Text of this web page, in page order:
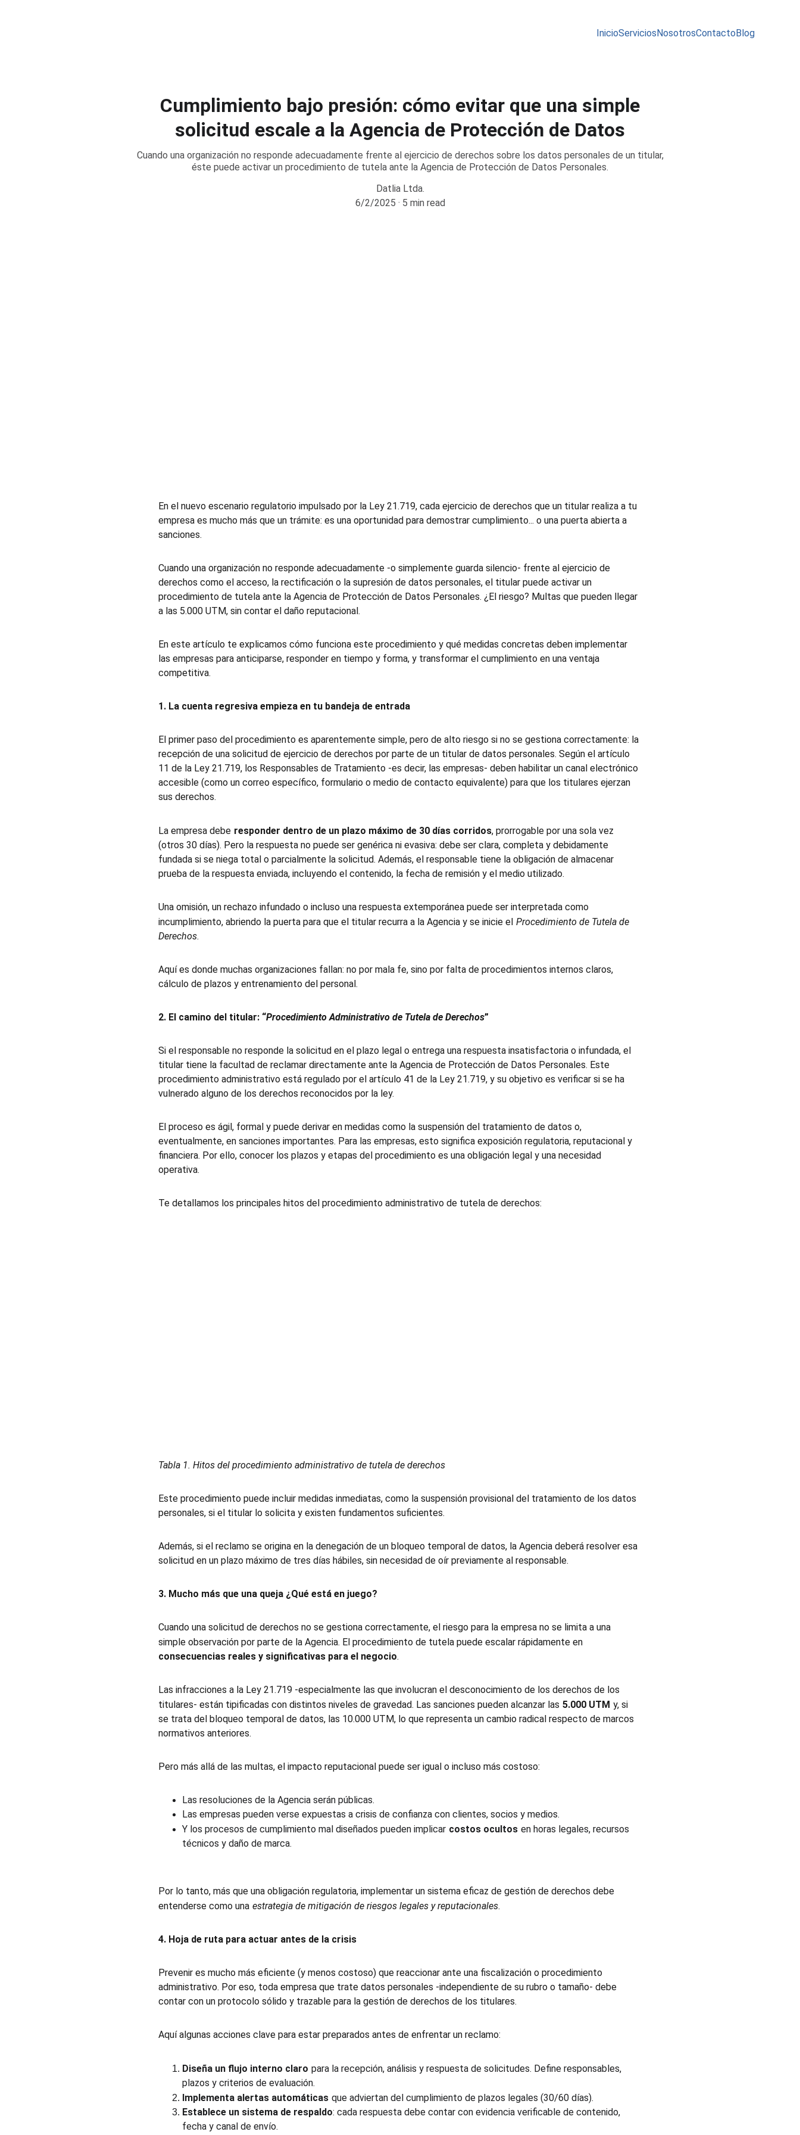
InicioServiciosNosotrosContactoBlog
Cumplimiento bajo presión: cómo evitar que una simple
solicitud escale a la Agencia de Protección de Datos
Cuando una organización no responde adecuadamente frente al ejercicio de derechos sobre los datos personales de un titular,
éste puede activar un procedimiento de tutela ante la Agencia de Protección de Datos Personales.
Datlia Ltda.
6/2/2025
5 min read
En el nuevo escenario regulatorio impulsado por la Ley 21.719, cada ejercicio de derechos que un titular realiza a tu
empresa es mucho más que un trámite: es una oportunidad para demostrar cumplimiento... o una puerta abierta a
sanciones.
Cuando una organización no responde adecuadamente -o simplemente guarda silencio- frente al ejercicio de
derechos como el acceso, la rectificación o la supresión de datos personales, el titular puede activar un
procedimiento de tutela ante la Agencia de Protección de Datos Personales. ¿El riesgo? Multas que pueden llegar
a las 5.000 UTM, sin contar el daño reputacional.
En este artículo te explicamos cómo funciona este procedimiento y qué medidas concretas deben implementar
las empresas para anticiparse, responder en tiempo y forma, y transformar el cumplimiento en una ventaja
competitiva.
1. La cuenta regresiva empieza en tu bandeja de entrada
El primer paso del procedimiento es aparentemente simple, pero de alto riesgo si no se gestiona correctamente: la
recepción de una solicitud de ejercicio de derechos por parte de un titular de datos personales. Según el artículo
11 de la Ley 21.719, los Responsables de Tratamiento -es decir, las empresas- deben habilitar un canal electrónico
accesible (como un correo específico, formulario o medio de contacto equivalente) para que los titulares ejerzan
sus derechos.
La empresa debe responder dentro de un plazo máximo de 30 días corridos, prorrogable por una sola vez
(otros 30 días). Pero la respuesta no puede ser genérica ni evasiva: debe ser clara, completa y debidamente
fundada si se niega total o parcialmente la solicitud. Además, el responsable tiene la obligación de almacenar
prueba de la respuesta enviada, incluyendo el contenido, la fecha de remisión y el medio utilizado.
Una omisión, un rechazo infundado o incluso una respuesta extemporánea puede ser interpretada como
incumplimiento, abriendo la puerta para que el titular recurra a la Agencia y se inicie el Procedimiento de Tutela de
Derechos.
Aquí es donde muchas organizaciones fallan: no por mala fe, sino por falta de procedimientos internos claros,
cálculo de plazos y entrenamiento del personal.
2. El camino del titular: “Procedimiento Administrativo de Tutela de Derechos”
Si el responsable no responde la solicitud en el plazo legal o entrega una respuesta insatisfactoria o infundada, el
titular tiene la facultad de reclamar directamente ante la Agencia de Protección de Datos Personales. Este
procedimiento administrativo está regulado por el artículo 41 de la Ley 21.719, y su objetivo es verificar si se ha
vulnerado alguno de los derechos reconocidos por la ley.
El proceso es ágil, formal y puede derivar en medidas como la suspensión del tratamiento de datos o,
eventualmente, en sanciones importantes. Para las empresas, esto significa exposición regulatoria, reputacional y
financiera. Por ello, conocer los plazos y etapas del procedimiento es una obligación legal y una necesidad
operativa.
Te detallamos los principales hitos del procedimiento administrativo de tutela de derechos:
Tabla 1. Hitos del procedimiento administrativo de tutela de derechos
Este procedimiento puede incluir medidas inmediatas, como la suspensión provisional del tratamiento de los datos
personales, si el titular lo solicita y existen fundamentos suficientes.
Además, si el reclamo se origina en la denegación de un bloqueo temporal de datos, la Agencia deberá resolver esa
solicitud en un plazo máximo de tres días hábiles, sin necesidad de oír previamente al responsable.
3. Mucho más que una queja ¿Qué está en juego?
Cuando una solicitud de derechos no se gestiona correctamente, el riesgo para la empresa no se limita a una
simple observación por parte de la Agencia. El procedimiento de tutela puede escalar rápidamente en
consecuencias reales y significativas para el negocio.
Las infracciones a la Ley 21.719 -especialmente las que involucran el desconocimiento de los derechos de los
titulares- están tipificadas con distintos niveles de gravedad. Las sanciones pueden alcanzar las 5.000 UTM y, si
se trata del bloqueo temporal de datos, las 10.000 UTM, lo que representa un cambio radical respecto de marcos
normativos anteriores.
Pero más allá de las multas, el impacto reputacional puede ser igual o incluso más costoso:
Las resoluciones de la Agencia serán públicas.
Las empresas pueden verse expuestas a crisis de confianza con clientes, socios y medios.
Y los procesos de cumplimiento mal diseñados pueden implicar costos ocultos en horas legales, recursos
técnicos y daño de marca.
Por lo tanto, más que una obligación regulatoria, implementar un sistema eficaz de gestión de derechos debe
entenderse como una estrategia de mitigación de riesgos legales y reputacionales.
4. Hoja de ruta para actuar antes de la crisis
Prevenir es mucho más eficiente (y menos costoso) que reaccionar ante una fiscalización o procedimiento
administrativo. Por eso, toda empresa que trate datos personales -independiente de su rubro o tamaño- debe
contar con un protocolo sólido y trazable para la gestión de derechos de los titulares.
Aquí algunas acciones clave para estar preparados antes de enfrentar un reclamo:
Diseña un flujo interno claro para la recepción, análisis y respuesta de solicitudes. Define responsables,
plazos y criterios de evaluación.
Implementa alertas automáticas que adviertan del cumplimiento de plazos legales (30/60 días).
Establece un sistema de respaldo: cada respuesta debe contar con evidencia verificable de contenido,
fecha y canal de envío.